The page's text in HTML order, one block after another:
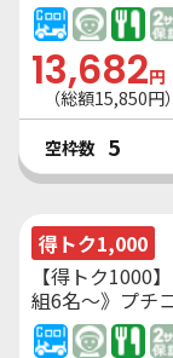
13,682円
（総額15,850円）
空枠数 5
得トク1,000
【得トク1000
組6名～》プチ